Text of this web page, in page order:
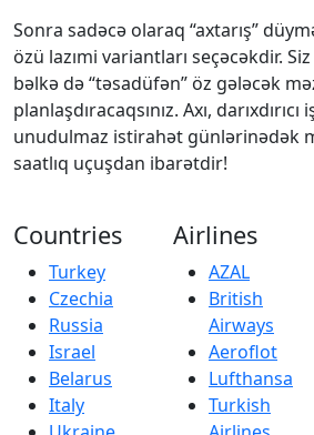
Sonra sadəcə olaraq “axtarış”
özü lazımi variantları seçəcəkdir.
bəlkə də “təsadüfən” öz gələcək
planlaşdıracaqsınız. Axı,
unudulmaz istirahət günlərinədək
saatlıq uçuşdan ibarətdir!
Countries
Turkey
Czechia
Russia
Israel
Belarus
Italy
Airlines
AZAL
British
Airways
Aeroflot
Lufthansa
Turkish